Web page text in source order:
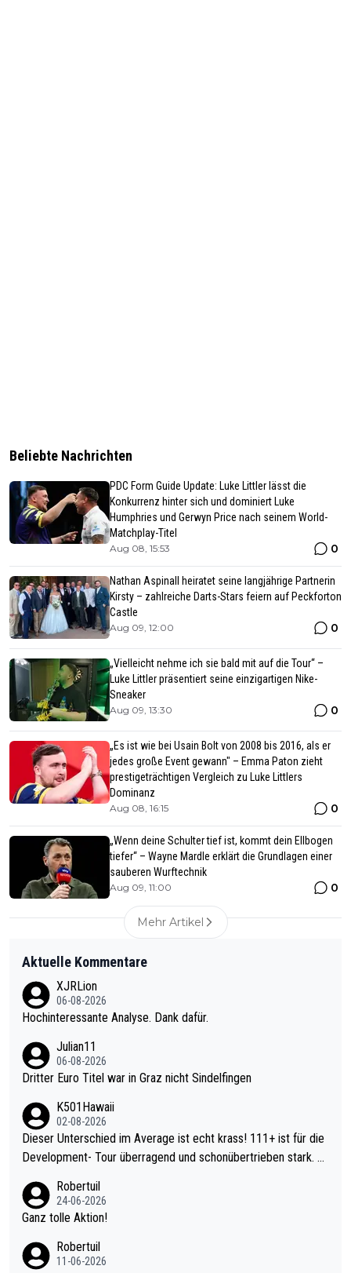
Beliebte Nachrichten
PDC Form Guide Update: Luke Littler lässt die
Konkurrenz hinter sich und dominiert Luke
Humphries und Gerwyn Price nach seinem World-
Matchplay-Titel
Aug 08, 15:53 0
Nathan Aspinall heiratet seine langjährige Partnerin
Kirsty – zahlreiche Darts-Stars feiern auf Peckforton
Castle
Aug 09, 12:00 0
„Vielleicht nehme ich sie bald mit auf die Tour“ –
Luke Littler präsentiert seine einzigartigen Nike-
Sneaker
Aug 09, 13:30 0
„Es ist wie bei Usain Bolt von 2008 bis 2016, als er
jedes große Event gewann" – Emma Paton zieht
prestigeträchtigen Vergleich zu Luke Littlers
Dominanz
Aug 08, 16:15 0
„Wenn deine Schulter tief ist, kommt dein Ellbogen
tiefer“ – Wayne Mardle erklärt die Grundlagen einer
sauberen Wurftechnik
Aug 09, 11:00 0
Mehr Artikel
Aktuelle Kommentare
XJRLion
06-08-2026
Hochinteressante Analyse. Dank dafür.
Julian11
06-08-2026
Dritter Euro Titel war in Graz nicht Sindelfingen
K501Hawaii
02-08-2026
Dieser Unterschied im Average ist echt krass! 111+ ist für die
Development- Tour überragend und schonübertrieben stark. U
mal 40+ erst recht. Da gewinnst keinen Blumentopf - ist ja noc
h krasser wie ein Pokalspiel eines Kreisligisten vs einem Bund
Robertuil
24-06-2026
Ganz tolle Aktion!
Robertuil
11-06-2026